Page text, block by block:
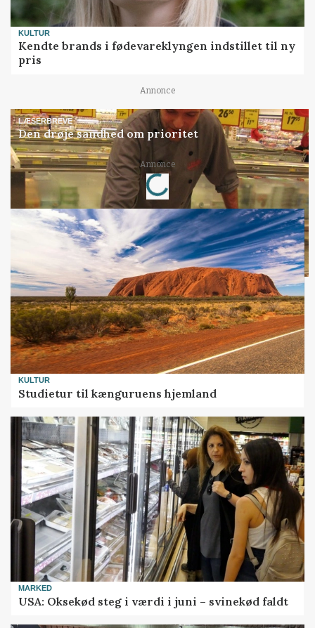
KULTUR
Kendte brands i fødevareklyngen indstillet til ny
pris
Annonce
LÆSERBREVE
Den drøje sandhed om prioritet
Annonce
Loading...
KULTUR
Studietur til kænguruens hjemland
MARKED
USA: Oksekød steg i værdi i juni – svinekød faldt